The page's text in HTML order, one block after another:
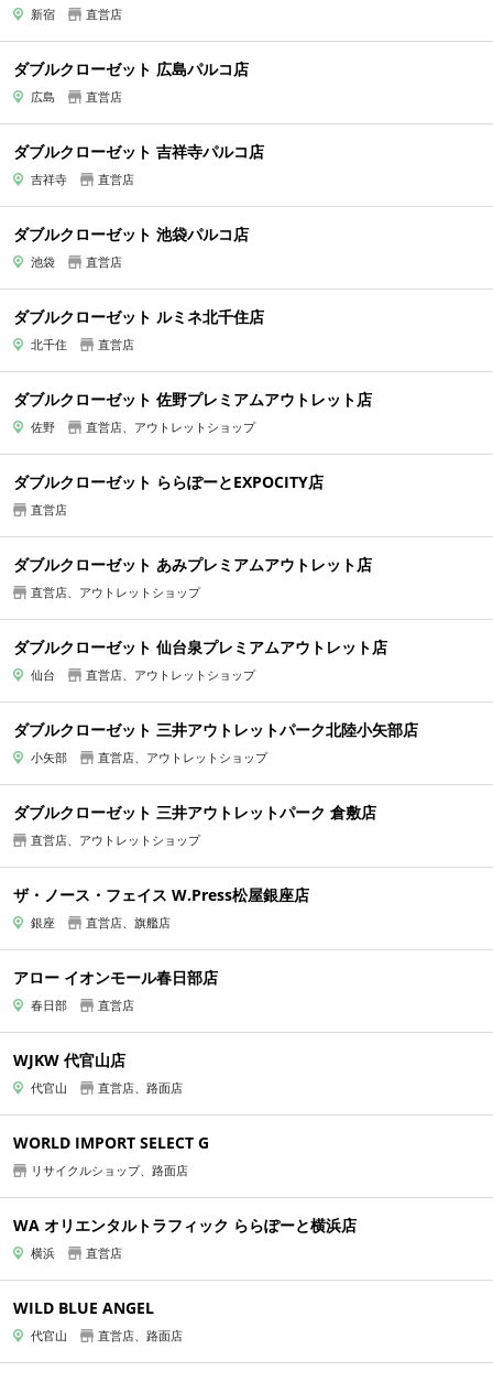
新宿 直営店
ダブルクローゼット 広島パルコ店
広島 直営店
ダブルクローゼット 吉祥寺パルコ店
吉祥寺 直営店
ダブルクローゼット 池袋パルコ店
池袋 直営店
ダブルクローゼット ルミネ北千住店
北千住 直営店
ダブルクローゼット 佐野プレミアムアウトレット店
佐野 直営店、アウトレットショップ
ダブルクローゼット ららぽーとEXPOCITY店
直営店
ダブルクローゼット あみプレミアムアウトレット店
直営店、アウトレットショップ
ダブルクローゼット 仙台泉プレミアムアウトレット店
仙台 直営店、アウトレットショップ
ダブルクローゼット 三井アウトレットパーク北陸小矢部店
小矢部 直営店、アウトレットショップ
ダブルクローゼット 三井アウトレットパーク 倉敷店
直営店、アウトレットショップ
ザ・ノース・フェイス W.Press松屋銀座店
銀座 直営店、旗艦店
アロー イオンモール春日部店
春日部 直営店
WJKW 代官山店
代官山 直営店、路面店
WORLD IMPORT SELECT G
リサイクルショップ、路面店
WA オリエンタルトラフィック ららぽーと横浜店
横浜 直営店
WILD BLUE ANGEL
代官山 直営店、路面店